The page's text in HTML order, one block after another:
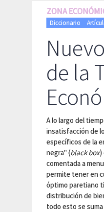
ZONA
Diccionario
de la
A lo largo del
insatisfacción de
específicos de la
negra" (black box)
comentada a
permite tener en
óptimo paretiano
distribución de
todo esto se